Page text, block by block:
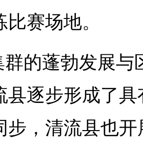
赛场地。
群的蓬勃发展与
县逐步形成了
步，清流县也